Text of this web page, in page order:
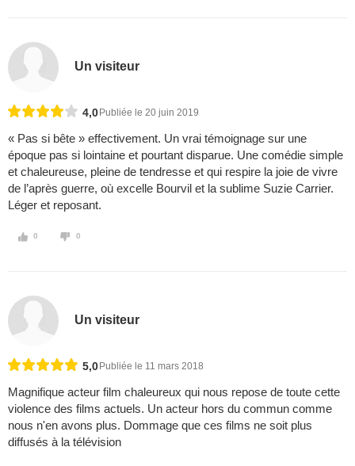
Un visiteur
4,0 Publiée le 20 juin 2019
« Pas si bête » effectivement. Un vrai témoignage sur une
époque pas si lointaine et pourtant disparue. Une comédie simple
et chaleureuse, pleine de tendresse et qui respire la joie de vivre
de l’après guerre, où excelle Bourvil et la sublime Suzie Carrier.
Léger et reposant.
0 0
Un visiteur
5,0 Publiée le 11 mars 2018
Magnifique acteur film chaleureux qui nous repose de toute cette
violence des films actuels. Un acteur hors du commun comme
nous n'en avons plus. Dommage que ces films ne soit plus
diffusés à la télévision